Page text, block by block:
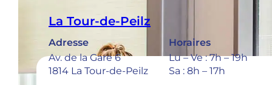
La Tour-de-Peilz
Adresse
Av. de la Gare 6
1814 La Tour-de-Peilz
Horaires
Lu – Ve : 7h – 19h
Sa : 8h – 17h